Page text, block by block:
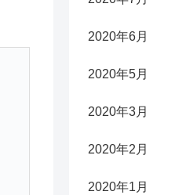
2020年6月
2020年5月
2020年3月
2020年2月
2020年1月